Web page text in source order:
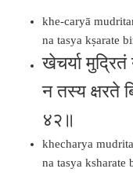
khe-caryā
na tasya kṣarate
खेचर्या मुद्रितं
न तस्य क्षरते
४२॥
khecharya
na tasya ksharate